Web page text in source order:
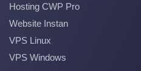
Hosting CWP Pro
Website Instan
VPS Linux
VPS Windows